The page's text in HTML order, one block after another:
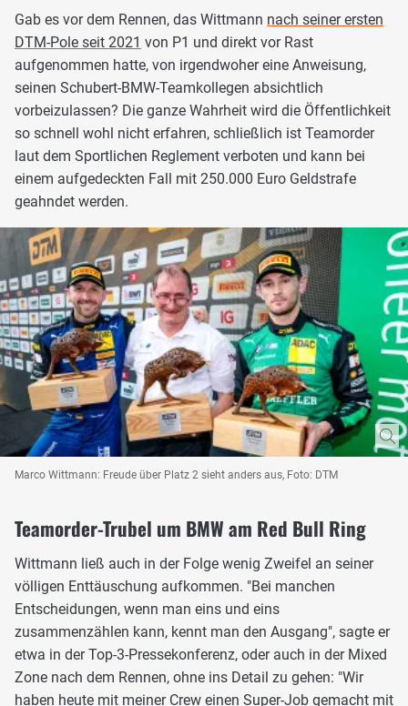
Gab es vor dem Rennen, das Wittmann nach seiner ersten
DTM-Pole seit 2021 von P1 und direkt vor Rast
aufgenommen hatte, von irgendwoher eine Anweisung,
seinen Schubert-BMW-Teamkollegen absichtlich
vorbeizulassen? Die ganze Wahrheit wird die Öffentlichkeit
so schnell wohl nicht erfahren, schließlich ist Teamorder
laut dem Sportlichen Reglement verboten und kann bei
einem aufgedeckten Fall mit 250.000 Euro Geldstrafe
geahndet werden.
Marco Wittmann: Freude über Platz 2 sieht anders aus, Foto: DTM
Teamorder-Trubel um BMW am Red Bull Ring
Wittmann ließ auch in der Folge wenig Zweifel an seiner
völligen Enttäuschung aufkommen. "Bei manchen
Entscheidungen, wenn man eins und eins
zusammenzählen kann, kennt man den Ausgang", sagte er
etwa in der Top-3-Pressekonferenz, oder auch in der Mixed
Zone nach dem Rennen, ohne ins Detail zu gehen: "Wir
haben heute mit meiner Crew einen Super-Job gemacht mit